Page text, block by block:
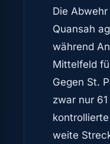
Die
Quansah
während
Mittelfeld
Gegen St.
zwar nur
weite